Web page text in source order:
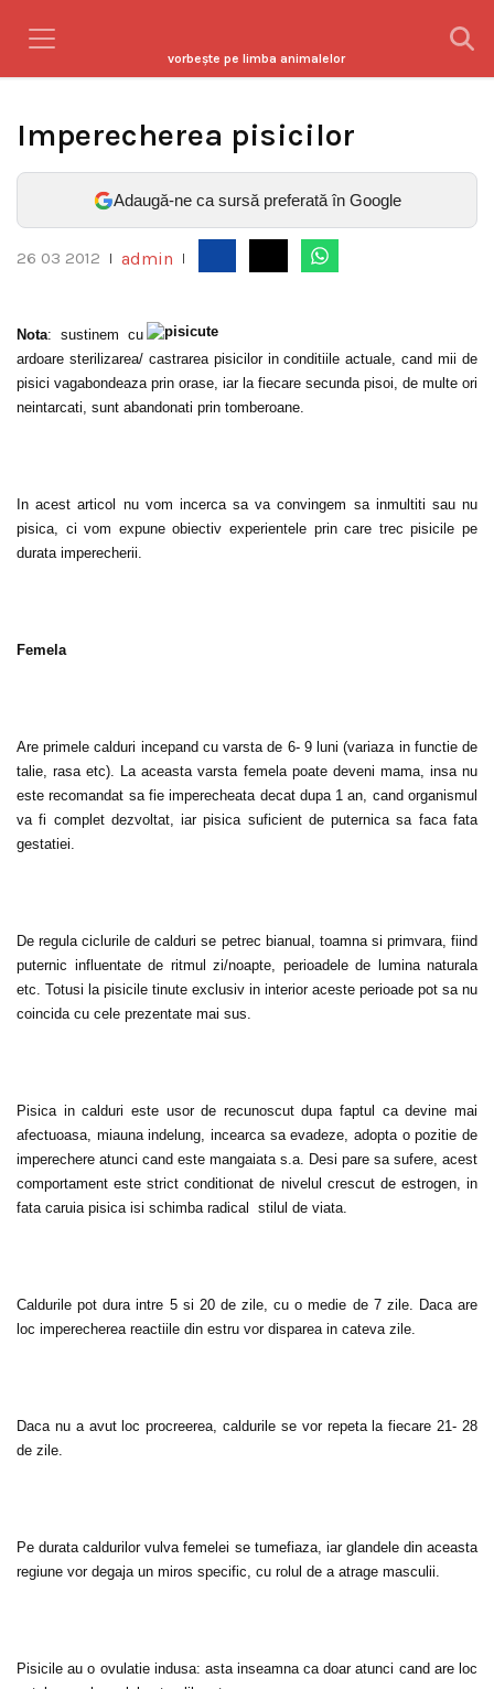
vorbeşte pe limba animalelor
Imperecherea pisicilor
Adaugă-ne ca sursă preferată în Google
26 03 2012 admin
Nota: sustinem cu
ardoare sterilizarea/ castrarea pisicilor in conditiile actuale, cand mii de
pisici vagabondeaza prin orase, iar la fiecare secunda pisoi, de multe ori
neintarcati, sunt abandonati prin tomberoane.
In acest articol nu vom incerca sa va convingem sa inmultiti sau nu
pisica, ci vom expune obiectiv experientele prin care trec pisicile pe
durata imperecherii.
Femela
Are primele calduri incepand cu varsta de 6- 9 luni (variaza in functie de
talie, rasa etc). La aceasta varsta femela poate deveni mama, insa nu
este recomandat sa fie imperecheata decat dupa 1 an, cand organismul
va fi complet dezvoltat, iar pisica suficient de puternica sa faca fata
gestatiei.
De regula ciclurile de calduri se petrec bianual, toamna si primvara, fiind
puternic influentate de ritmul zi/noapte, perioadele de lumina naturala
etc. Totusi la pisicile tinute exclusiv in interior aceste perioade pot sa nu
coincida cu cele prezentate mai sus.
Pisica in calduri este usor de recunoscut dupa faptul ca devine mai
afectuoasa, miauna indelung, incearca sa evadeze, adopta o pozitie de
imperechere atunci cand este mangaiata s.a. Desi pare sa sufere, acest
comportament este strict conditionat de nivelul crescut de estrogen, in
fata caruia pisica isi schimba radical stilul de viata.
Caldurile pot dura intre 5 si 20 de zile, cu o medie de 7 zile. Daca are
loc imperecherea reactiile din estru vor disparea in cateva zile.
Daca nu a avut loc procreerea, caldurile se vor repeta la fiecare 21- 28
de zile.
Pe durata caldurilor vulva femelei se tumefiaza, iar glandele din aceasta
regiune vor degaja un miros specific, cu rolul de a atrage masculii.
Pisicile au o ovulatie indusa: asta inseamna ca doar atunci cand are loc